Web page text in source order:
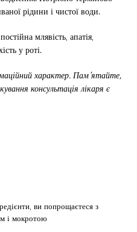
рідини і чистої води.
млявість, апатія,
у роті.
характер. Пам’ятайте,
консультація лікаря є
ви попрощаєтеся з
і мокротою